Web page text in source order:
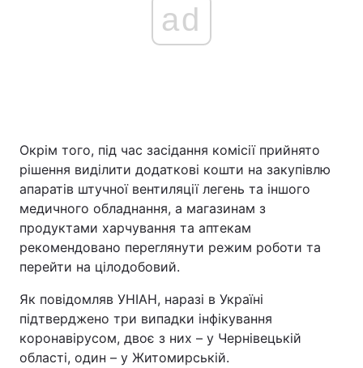
ad
Окрім того, під час засідання комісії прийнято
рішення виділити додаткові кошти на закупівлю
апаратів штучної вентиляції легень та іншого
медичного обладнання, а магазинам з
продуктами харчування та аптекам
рекомендовано переглянути режим роботи та
перейти на цілодобовий.
Як повідомляв УНІАН, наразі в Україні
підтверджено три випадки інфікування
коронавірусом, двоє з них – у Чернівецькій
області, один – у Житомирській.